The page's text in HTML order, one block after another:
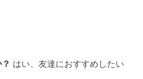
はい、友達におすすめしたい